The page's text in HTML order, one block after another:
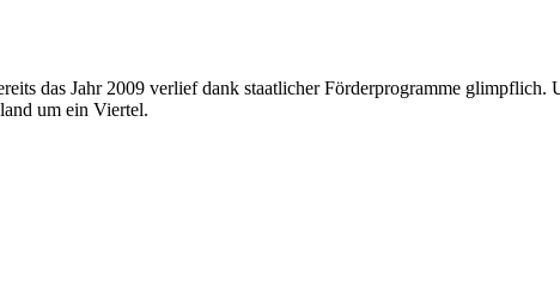
das Jahr 2009 verlief dank staatlicher Förderprogramme glimpflich.
um ein Viertel.